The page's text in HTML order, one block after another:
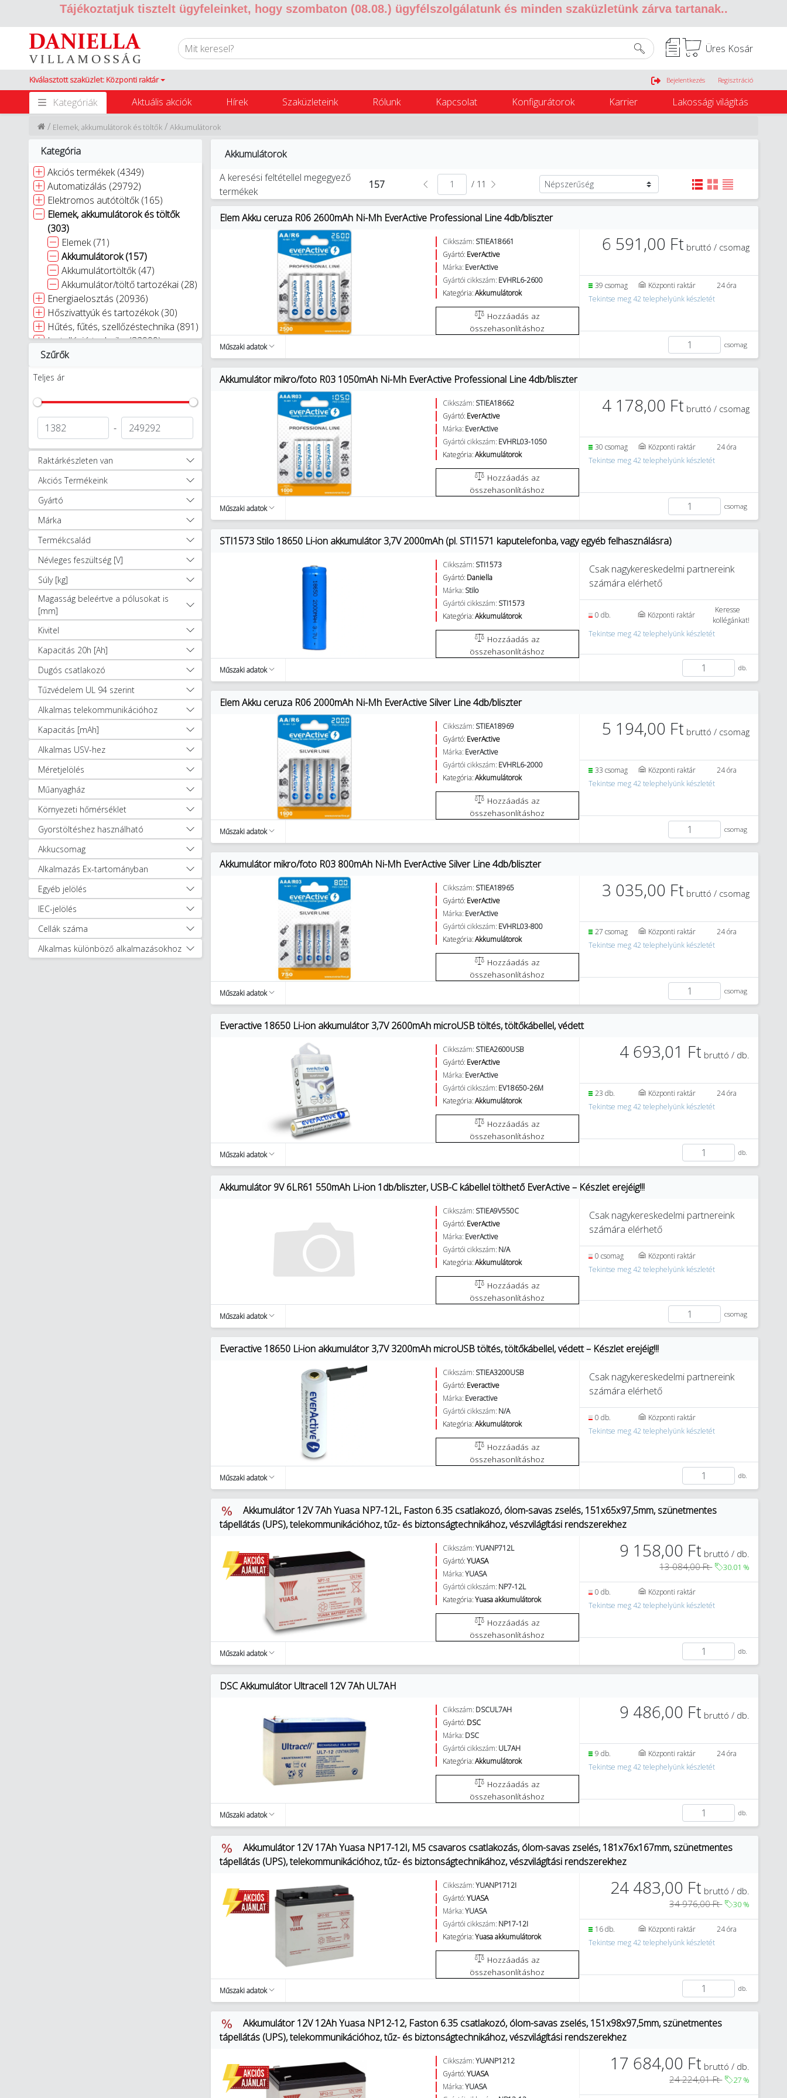
Tájékoztatjuk tisztelt ügyfeleinket, hogy szombaton (08.08.) ügyfélszolgálatunk és minden szaküzletünk zárva tartanak..
Üres Kosár
Kiválasztott szaküzlet: Központi raktár Belépés
Bejelentkezés Regisztráció
Kategóriák Aktuális akciók Hírek Szaküzleteink Rólunk Kapcsolat Konfigurátorok Karrier Lakossági világítás
Akkumulátorok
/
Elemek, akkumulátorok és töltők
/
Kategória
Akciós termékek (4349)
Automatizálás (29792)
Elektromos autótöltők (165)
Elemek, akkumulátorok és töltők
(303)
Elemek (71)
Akkumulátorok (157)
Akkumulátortöltők (47)
Akkumulátor/töltő tartozékai (28)
Energiaelosztás (20936)
Hőszivattyúk és tartozékok (30)
Hűtés, fűtés, szellőzéstechnika (891)
Installáció technika (32999)
Kábelek, vezetékek (1196)
szekrények (18055)
Napelemes rendszerek (348)
Világítástechnika (27331)
Villámvédelem (3886)
Egyéb (2360)
Autóápolási termékek (47)
Munkavédelem, védőruházat (1256)
Okosotthon megoldások (321)
Okosotthon csomagok (17)
Szerszámok (11897)
Lakossági világítás (2518)
Szűrők
Teljes ár
-
Raktárkészleten van
Akciós Termékeink
Gyártó
Márka
Termékcsalád
Névleges feszültség [V]
Súly [kg]
Magasság beleértve a pólusokat is
[mm]
Kivitel
Kapacitás 20h [Ah]
Dugós csatlakozó
Tűzvédelem UL 94 szerint
Alkalmas telekommunikációhoz
Kapacitás [mAh]
Alkalmas USV-hez
Méretjelölés
Műanyagház
Környezeti hőmérséklet
Gyorstöltéshez használható
Akkucsomag
Alkalmazás Ex-tartományban
Egyéb jelölés
IEC-jelölés
Cellák száma
Alkalmas különböző alkalmazásokhoz
Akkumulátorok
A keresési feltétellel megegyező
termékek
157 / 11
Elem Akku ceruza R06 2600mAh Ni-Mh EverActive Professional Line 4db/bliszter
Cikkszám: STIEA18661
Gyártó: EverActive
Márka: EverActive
Gyártói cikkszám: EVHRL6-2600
Kategória:Akkumulátorok
összehasonlításhoz
Műszaki adatok
6 591,00 Ft bruttó / csomag
39 csomag Központi raktár
24 óra
Tekintse meg 42 telephelyünk készletét
csomag
Akkumulátor mikro/foto R03 1050mAh Ni-Mh EverActive Professional Line 4db/bliszter
Cikkszám: STIEA18662
Gyártó: EverActive
Márka: EverActive
Gyártói cikkszám: EVHRL03-1050
Kategória:Akkumulátorok
összehasonlításhoz
Műszaki adatok
4 178,00 Ft bruttó / csomag
30 csomag Központi raktár
24 óra
Tekintse meg 42 telephelyünk készletét
csomag
STI1573 Stilo 18650 Li-ion akkumulátor 3,7V 2000mAh (pl. STI1571 kaputelefonba, vagy egyéb felhasználásra)
Cikkszám: STI1573
Gyártó: Daniella
Márka: Stilo
Gyártói cikkszám: STI1573
Kategória:Akkumulátorok
összehasonlításhoz
Műszaki adatok
Csak nagykereskedelmi partnereink
számára elérhető
0 db. Központi raktár
Keresse
kollégánkat!
Tekintse meg 42 telephelyünk készletét
db.
Elem Akku ceruza R06 2000mAh Ni-Mh EverActive Silver Line 4db/bliszter
Cikkszám: STIEA18969
Gyártó: EverActive
Márka: EverActive
Gyártói cikkszám: EVHRL6-2000
Kategória:Akkumulátorok
összehasonlításhoz
Műszaki adatok
5 194,00 Ft bruttó / csomag
33 csomag Központi raktár
24 óra
Tekintse meg 42 telephelyünk készletét
csomag
Akkumulátor mikro/foto R03 800mAh Ni-Mh EverActive Silver Line 4db/bliszter
Cikkszám: STIEA18965
Gyártó: EverActive
Márka: EverActive
Gyártói cikkszám: EVHRL03-800
Kategória:Akkumulátorok
összehasonlításhoz
Műszaki adatok
3 035,00 Ft bruttó / csomag
27 csomag Központi raktár
24 óra
Tekintse meg 42 telephelyünk készletét
csomag
Everactive 18650 Li-ion akkumulátor 3,7V 2600mAh microUSB töltés, töltőkábellel, védett
Cikkszám: STIEA2600USB
Gyártó: EverActive
Márka: EverActive
Gyártói cikkszám: EV18650-26M
Kategória:Akkumulátorok
összehasonlításhoz
Műszaki adatok
4 693,01 Ft bruttó / db.
23 db. Központi raktár
24 óra
Tekintse meg 42 telephelyünk készletét
db.
Akkumulátor 9V 6LR61 550mAh Li-ion 1db/bliszter, USB-C kábellel tölthető EverActive – Készlet erejéig!!!
Cikkszám: STIEA9V550C
Gyártó: EverActive
Márka: EverActive
Gyártói cikkszám: N/A
Kategória:Akkumulátorok
összehasonlításhoz
Műszaki adatok
Csak nagykereskedelmi partnereink
számára elérhető
0 csomag
Központi raktár
Tekintse meg 42 telephelyünk készletét
csomag
Everactive 18650 Li-ion akkumulátor 3,7V 3200mAh microUSB töltés, töltőkábellel, védett – Készlet erejéig!!!
Cikkszám: STIEA3200USB
Gyártó: Everactive
Márka: Everactive
Gyártói cikkszám: N/A
Kategória:Akkumulátorok
összehasonlításhoz
Műszaki adatok
Csak nagykereskedelmi partnereink
számára elérhető
0 db.
Központi raktár
Tekintse meg 42 telephelyünk készletét
db.
Akkumulátor 12V 7Ah Yuasa NP7-12L, Faston 6.35 csatlakozó, ólom-savas zselés, 151x65x97,5mm, szünetmentes
tápellátás (UPS), telekommunikációhoz, tűz- és biztonságtechnikához, vészvilágítási rendszerekhez
Cikkszám:YUANP712L
Gyártó:YUASA
Márka:YUASA
Gyártói cikkszám: NP7-12L
Kategória:Yuasa akkumulátorok
összehasonlításhoz
Műszaki adatok
9 158,00 Ft bruttó / db.
13 084,00 Ft
30.01 %
0 db.
Központi raktár
Tekintse meg 42 telephelyünk készletét
db.
DSC Akkumulátor Ultracell 12V 7Ah UL7AH
Cikkszám: DSCUL7AH
Gyártó: DSC
Márka: DSC
Gyártói cikkszám: UL7AH
Kategória:Akkumulátorok
összehasonlításhoz
Műszaki adatok
9 486,00 Ft bruttó / db.
9 db. Központi raktár
24 óra
Tekintse meg 42 telephelyünk készletét
db.
Akkumulátor 12V 17Ah Yuasa NP17-12I, M5 csavaros csatlakozás, ólom-savas zselés, 181x76x167mm, szünetmentes
tápellátás (UPS), telekommunikációhoz, tűz- és biztonságtechnikához, vészvilágítási rendszerekhez
Cikkszám:YUANP1712I
Gyártó:YUASA
Márka:YUASA
Gyártói cikkszám: NP17-12I
Kategória:Yuasa akkumulátorok
összehasonlításhoz
Műszaki adatok
24 483,00 Ft bruttó / db.
34 976,00 Ft
30 %
16 db. Központi raktár
24 óra
Tekintse meg 42 telephelyünk készletét
db.
Akkumulátor 12V 12Ah Yuasa NP12-12, Faston 6.35 csatlakozó, ólom-savas zselés, 151x98x97,5mm, szünetmentes
tápellátás (UPS), telekommunikációhoz, tűz- és biztonságtechnikához, vészvilágítási rendszerekhez
Cikkszám:YUANP1212
Gyártó:YUASA
Márka:YUASA
17 684,00 Ft bruttó / db.
24 224,01 Ft
27 %